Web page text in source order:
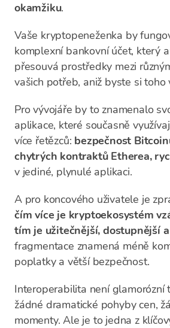
okamžiku.
Vaše kryptopeneženka by
komplexní bankovní účet, který
přesouvá prostředky mezi
vašich potřeb, aniž byste si toho
Pro vývojáře by to znamenalo
aplikace, které současně
více řetězců: bezpečnost
chytrých kontraktů Etherea,
v jediné, plynulé aplikaci.
A pro koncového uživatele je
čím více je kryptoekosystém
tím je užitečnější, dostupnější
fragmentace znamená méně
poplatky a větší bezpečnost.
Interoperabilita není glamorózní
žádné dramatické pohyby cen,
momenty. Ale je to jedna z